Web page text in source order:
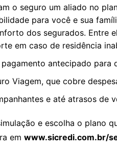
o seguro um aliado no
para você e sua
dos segurados. Entre
em caso de residência
antecipado para
Viagem, que cobre
e até atrasos de
e escolha o plano
em www.sicredi.com.br/